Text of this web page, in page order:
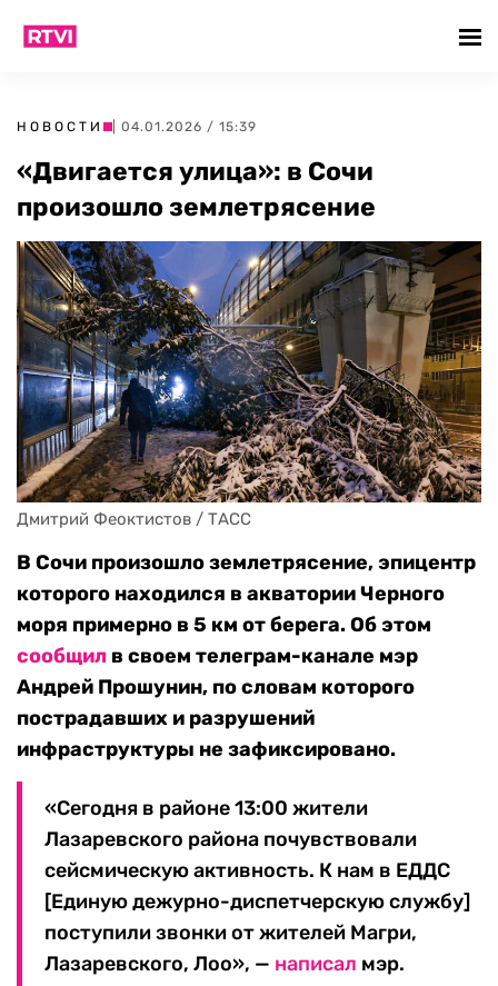
НОВОСТИ | 04.01.2026 / 15:39
«Двигается улица»: в Сочи
произошло землетрясение
Дмитрий Феоктистов / ТАСС
В Сочи произошло землетрясение, эпицентр
которого находился в акватории Черного
моря примерно в 5 км от берега. Об этом
сообщил в своем телеграм-канале мэр
Андрей Прошунин, по словам которого
пострадавших и разрушений
инфраструктуры не зафиксировано.
«Сегодня в районе 13:00 жители
Лазаревского района почувствовали
сейсмическую активность. К нам в ЕДДС
[Единую дежурно-диспетчерскую службу]
поступили звонки от жителей Магри,
Лазаревского, Лоо», — написал мэр.